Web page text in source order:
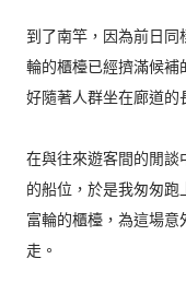
到了南竿，因為前日
輪的櫃檯已經擠滿候補
好隨著人群坐在廊道的
在與往來遊客間的閒談
的船位，於是我匆匆
富輪的櫃檯，為這場
走。